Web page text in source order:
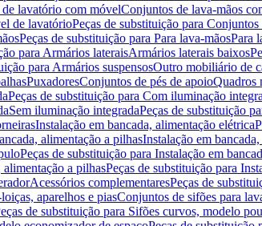
lavatório com móvelConjuntos de lava-mãos
de lavatórioPeças de substituição para
Peças de substituição para Para lava-mãosPara
para Armários lateraisArmários laterais baixos
para Armários suspensosOutro mobiliário de
PuxadoresConjuntos de pés de apoioQuadros
Peças de substituição para Com iluminação
Sem iluminação integradaPeças de substituição
Instalação em bancada, alimentação elétrica
alimentação a pilhasInstalação em
Peças de substituição para Instalação em
alimentação a pilhasPeças de substituição para
Acessórios complementaresPeças de
aparelhos e piasConjuntos de sifões para
de substituição para Sifões curvos, modelo